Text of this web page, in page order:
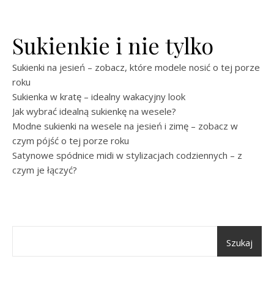
Sukienkie i nie tylko
Sukienki na jesień – zobacz, które modele nosić o tej porze
roku
Sukienka w kratę – idealny wakacyjny look
Jak wybrać idealną sukienkę na wesele?
Modne sukienki na wesele na jesień i zimę – zobacz w
czym pójść o tej porze roku
Satynowe spódnice midi w stylizacjach codziennych – z
czym je łączyć?
Szukaj